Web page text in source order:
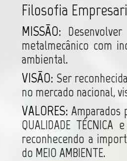
Filosofia
MISSÃO:
metalmecânico com
ambiental.
VISÃO: Ser
no mercado nacional,
VALORES: Amparados
QUALIDADE
reconhecendo a
do MEIO AMBIENTE.